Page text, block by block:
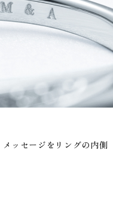
ッセージを リングの内側